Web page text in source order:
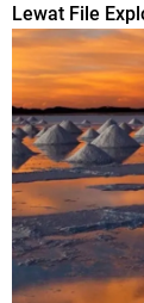
Lewat File